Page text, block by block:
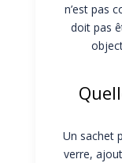
n’est pas
doit pas
Un sachet
verre,